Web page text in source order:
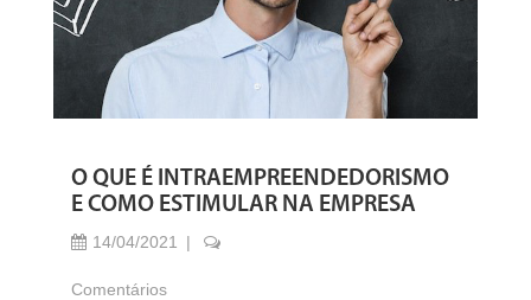
O QUE É INTRAEMPREENDEDORISMO
E COMO ESTIMULAR NA EMPRESA
14/04/2021
Comentários